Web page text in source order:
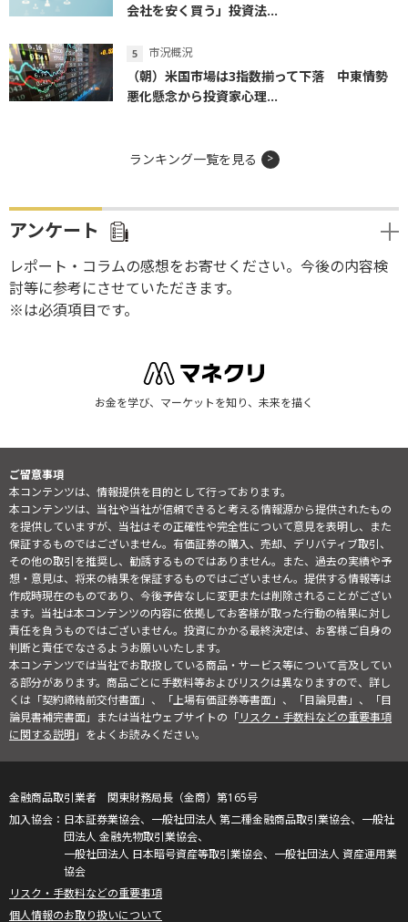
会社を安く買う」投資法...
市況概況
（朝）米国市場は3指数揃って下落 中東情勢
悪化懸念から投資家心理...
ランキング一覧を見る
アンケート
レポート・コラムの感想をお寄せください。今後の内容検
討等に参考にさせていただきます。
※は必須項目です。
お金を学び、マーケットを知り、未来を描く
ご留意事項
本コンテンツは、情報提供を目的として行っております。
本コンテンツは、当社や当社が信頼できると考える情報源から提供されたもの
を提供していますが、当社はその正確性や完全性について意見を表明し、また
保証するものではございません。有価証券の購入、売却、デリバティブ取引、
その他の取引を推奨し、勧誘するものではありません。また、過去の実績や予
想・意見は、将来の結果を保証するものではございません。提供する情報等は
作成時現在のものであり、今後予告なしに変更または削除されることがござい
ます。当社は本コンテンツの内容に依拠してお客様が取った行動の結果に対し
責任を負うものではございません。投資にかかる最終決定は、お客様ご自身の
判断と責任でなさるようお願いいたします。
本コンテンツでは当社でお取扱している商品・サービス等について言及してい
る部分があります。商品ごとに手数料等およびリスクは異なりますので、詳し
くは「契約締結前交付書面」、「上場有価証券等書面」、「目論見書」、「目
論見書補完書面」または当社ウェブサイトの「リスク・手数料などの重要事項
に関する説明」をよくお読みください。
金融商品取引業者 関東財務局長（金商）第165号
日本証券業協会、一般社団法人 第二種金融商品取引業協会、一般社
団法人 金融先物取引業協会、
一般社団法人 日本暗号資産等取引業協会、一般社団法人 資産運用業
協会
リスク・手数料などの重要事項
個人情報のお取り扱いについて